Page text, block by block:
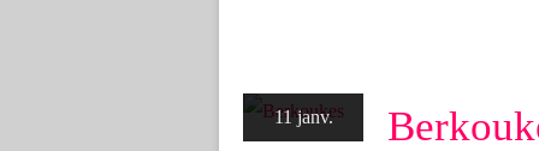
11 janv.